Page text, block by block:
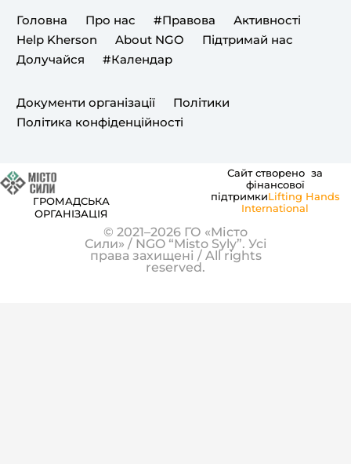
e
b
o
o
t
a
g
r
m
t
u
b
e
Головна Про нас #Правова
Активності
Help Kherson
About NGO
Підтримай нас
Долучайся
#Календар
Документи організації
Політики
Політика конфіденційності
ГРОМАДСЬКА
ОРГАНІЗАЦІЯ
Сайт створено за
фінансової
підтримкиLifting Hands
International
© 2021–2026 ГО «Місто
Сили» / NGO “Misto Syly”. Усі
права захищені / All rights
reserved.